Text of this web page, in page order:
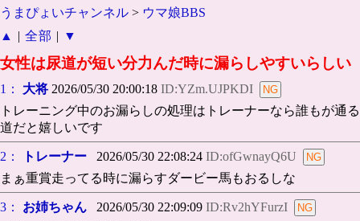
うまぴょいチャンネル > ウマ娘BBS
▲
| 全部 | ▼
女性は尿道が短い分力んだ時に漏らしやすいらしい
1： 大将 2026/05/30 20:00:18 ID:YZm.UJPKDI
トレーニング中のお漏らしの処理はトレーナーなら誰もが通る
道だと嬉しいです
2： トレーナー 2026/05/30 22:08:24 ID:ofGwnayQ6U
まぁ重賞走ってる時に漏らすダービー馬もおるしな
3： お姉ちゃん 2026/05/30 22:09:09 ID:Rv2hYFurzI